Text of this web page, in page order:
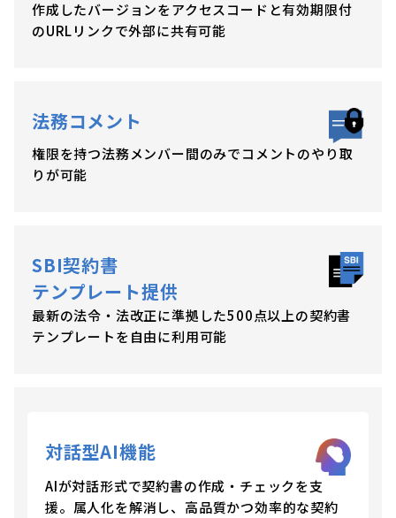
作成したバージョンをアクセスコードと有効期限付
のURLリンクで外部に共有可能
法務コメント
権限を持つ法務メンバー間のみでコメントのやり取
りが可能
SBI契約書
テンプレート提供
最新の法令・法改正に準拠した500点以上の契約書
テンプレートを自由に利用可能
対話型AI機能
AIが対話形式で契約書の作成・チェックを支
援。属人化を解消し、高品質かつ効率的な契約